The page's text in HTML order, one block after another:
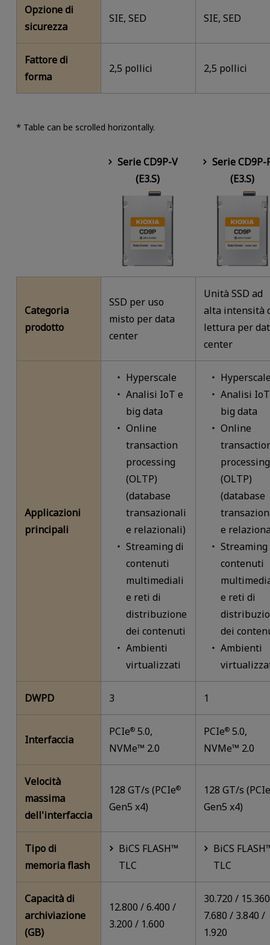
Opzione di
sicurezza
SIE, SED SIE, SED
Fattore di
forma
2,5 pollici 2,5 pollici
* Table can be scrolled horizontally.
Serie CD9P-V
(E3.S)
Serie CD9P-
(E3.S)
Categoria
prodotto
SSD per uso
misto per data
center
Unità SSD ad
alta intensità
lettura per
center
Applicazioni
principali
Hyperscale
Analisi IoT e
big data
Online
transaction
processing
(OLTP)
(database
transazionali
e relazionali)
Streaming di
contenuti
multimediali
e reti di
distribuzione
dei contenuti
Ambienti
virtualizzati
Analisi
big data
Online
processing
(OLTP)
(database
e
Streaming
contenuti
e reti di
dei
Ambienti
DWPD 3 1
Interfaccia
PCIe® 5.0,
NVMe™ 2.0
PCIe® 5.0,
NVMe™ 2.0
Velocità
massima
dell'interfaccia
128 GT/s (PCIe®
Gen5 x4)
128 GT/s
Gen5 x4)
Tipo di
memoria flash
BiCS FLASH™
TLC
BiCS
TLC
Capacità di
archiviazione
(GB)
12.800 / 6.400 /
3.200 / 1.600
30.720 /
7.680 / 3.840 /
1.920